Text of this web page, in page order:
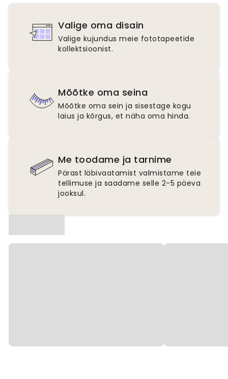
Valige oma disain
Valige kujundus meie fototapeetide
kollektsioonist.
Mõõtke oma seina
Mõõtke oma sein ja sisestage kogu
laius ja kõrgus, et näha oma hinda.
Me toodame ja tarnime
Pärast läbivaatamist valmistame teie
tellimuse ja saadame selle 2-5 päeva
jooksul.